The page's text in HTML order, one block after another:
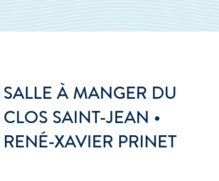
SALLE À MANGER DU
CLOS SAINT-JEAN •
RENÉ-XAVIER PRINET